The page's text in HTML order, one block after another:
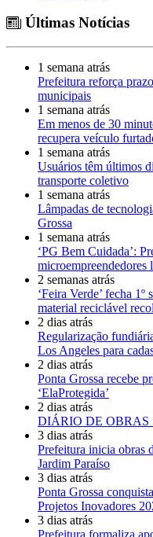
Últimas Notícias
1 semana atrás
Prefeitura reforça
municipais
1 semana atrás
Em menos de 30
recupera veículo
1 semana atrás
Usuários têm últimos
transporte coletivo
1 semana atrás
Lâmpadas de
Grossa
1 semana atrás
‘PG Bem Cuidada’:
microempreendedores
2 semanas atrás
‘Feira Verde’ fecha
material reciclável
2 dias atrás
Regularização
Los Angeles para
2 dias atrás
Ponta Grossa recebe
‘ElaProtegida’
2 dias atrás
DIÁRIO DE OBRAS
3 dias atrás
Prefeitura inicia obras
Jardim Paraíso
3 dias atrás
Ponta Grossa
Projetos Inovadores
3 dias atrás
Prefeitura formaliza